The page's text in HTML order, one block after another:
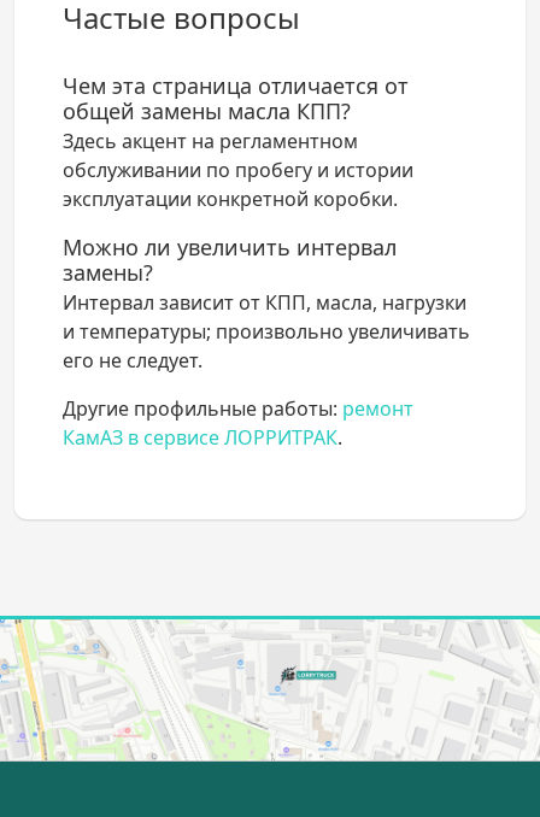
Частые вопросы
Чем эта страница отличается от
общей замены масла КПП?
Здесь акцент на регламентном
обслуживании по пробегу и истории
эксплуатации конкретной коробки.
Можно ли увеличить интервал
замены?
Интервал зависит от КПП, масла, нагрузки
и температуры; произвольно увеличивать
его не следует.
Другие профильные работы: ремонт
КамАЗ в сервисе ЛОРРИТРАК.